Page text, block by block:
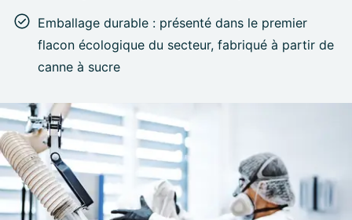
Emballage durable : présenté dans le premier
flacon écologique du secteur, fabriqué à partir de
canne à sucre